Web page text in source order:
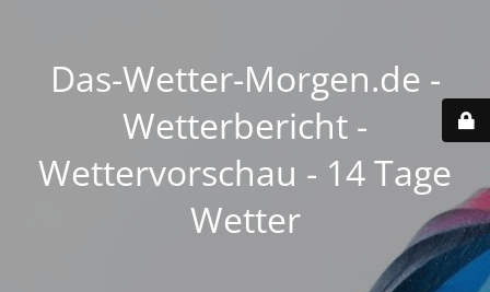
Das-Wetter-Morgen.de -
Wetterbericht -
Wettervorschau - 14 Tage
Wetter